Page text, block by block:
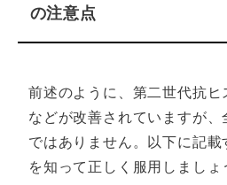
の注意点
前述のように、第二世代抗ヒ
などが改善されていますが
ではありません。以下に記
を知って正しく服用しましょ